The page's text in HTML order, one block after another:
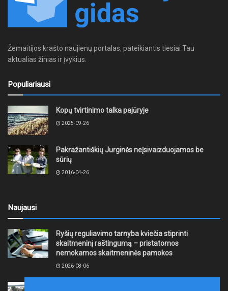
Žemaitijos krašto naujienų portalas, pateikiantis tiesiai Tau
aktualias žinias ir įvykius.
Populiariausi
Kopų tvirtinimo talka pajūryje
2025-09-26
Pakražantiškių Jurginės neįsivaizduojamos be
sūrių
2016-04-26
Naujausi
Ryšių reguliavimo tarnyba kviečia stiprinti
skaitmeninį raštingumą – pristatomos
nemokamos skaitmeninės pamokos
2026-08-06